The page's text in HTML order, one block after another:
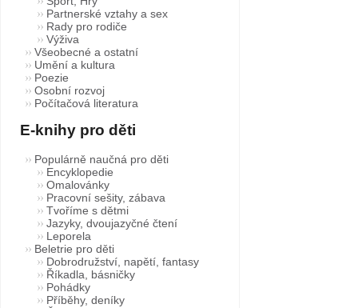
Partnerské vztahy a sex
Rady pro rodiče
Výživa
Všeobecné a ostatní
Umění a kultura
Poezie
Osobní rozvoj
Počítačová literatura
E-knihy pro děti
Populárně naučná pro děti
Encyklopedie
Omalovánky
Pracovní sešity, zábava
Tvoříme s dětmi
Jazyky, dvoujazyčné čtení
Leporela
Beletrie pro děti
Dobrodružství, napětí, fantasy
Říkadla, básničky
Pohádky
Příběhy, deníky